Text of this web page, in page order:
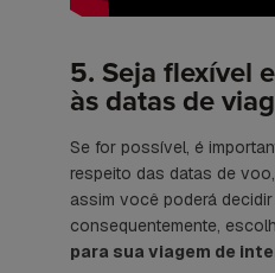
5. Seja flexível
às datas de
Se for possível, é
respeito das datas de
assim você poderá
consequentemente,
para sua viagem de